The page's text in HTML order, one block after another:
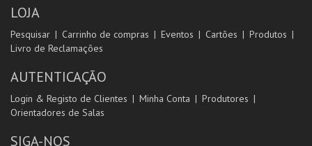
LOJA
Pesquisar Carrinho de compras Eventos Cartões
Produtos
Livro de Reclamações
AUTENTICAÇÃO
Login & Registo de Clientes Minha Conta
Produtores
Orientadores de Salas
SIGA-NOS